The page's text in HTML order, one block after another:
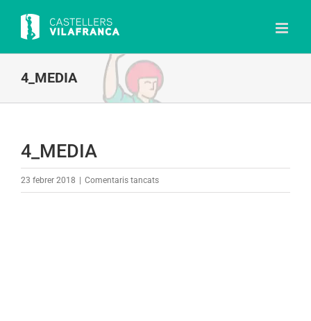
content
4_MEDIA
4_MEDIA
23 febrer 2018 Comentaris tancatsa